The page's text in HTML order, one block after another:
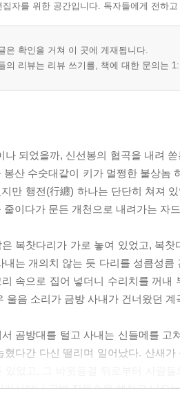
집자를 위한 공간입니다. 독자들에게 전하
은 확인을 거쳐 이 곳에 게재됩니다.
의 리뷰는 리뷰 쓰기를, 책에 대한 문의는
나 되었을까, 신선봉의 협곡을 내려
봉산 수숫대같이 키가 멀쩡한 불상놈
만 행전(行纏) 하나는 단단히 쳐져
줄이다가 문든 개천으로 내려가는 자
복찻다리가 가로 놓여 있었고, 복
내는 개의치 않는 듯 다리를 성큼성
속으로 집어 넣더니 수리치를 꺼
울음 소리가 금방 사내가 건너왔던
곰방대를 털고 사내는 신들메를
혔다간 다신 떨리며 일어났다. 산새
어서더니 금방 잡목숲을 헤치고 나오